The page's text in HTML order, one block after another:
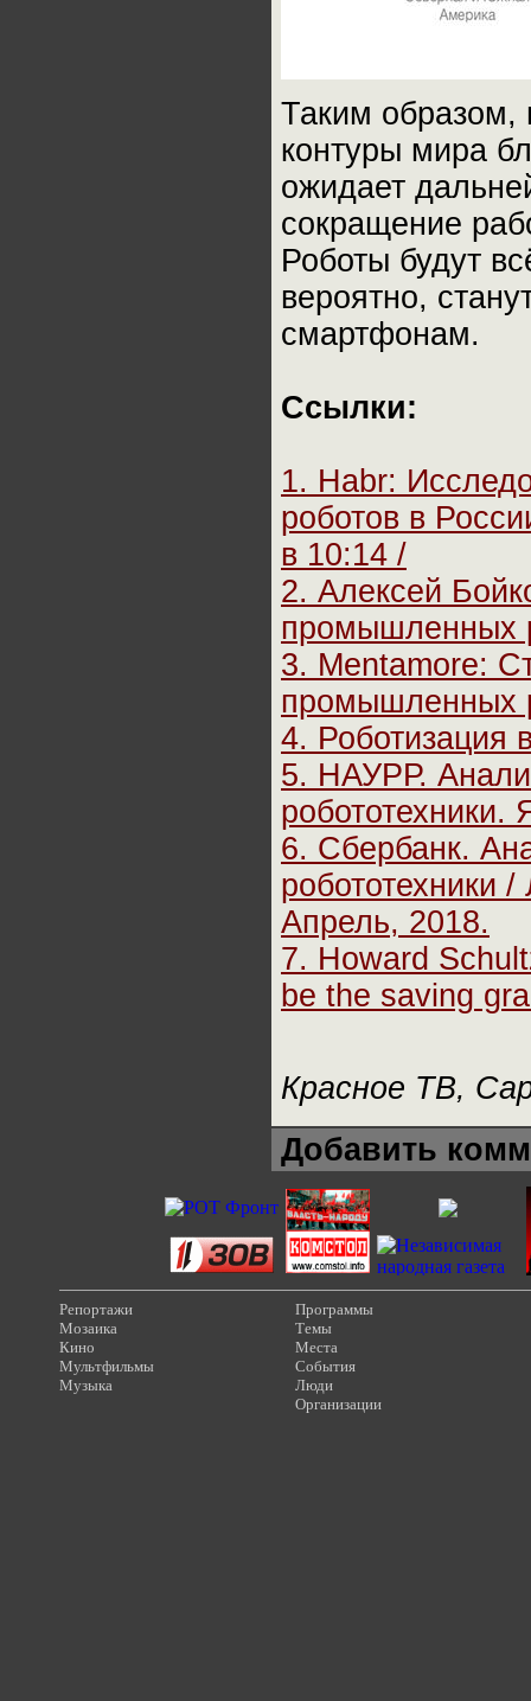
Таким образом,
контуры мира
ожидает
сокращение
Роботы будут
вероятно,
смартфонам.
Ссылки:
1. Habr:
роботов в
в 10:14 /
2. Алексей
промышленных
3. Mentamore:
промышленных
4. Роботизация
5. НАУРР.
робототехники.
6. Сбербанк.
робототехники
Апрель, 2018.
7. Howard
be the saving
Красное ТВ,
Добавить
Репортажи
Мозаика
Кино
Мультфильмы
Музыка
Программы
Темы
Места
События
Люди
Организации